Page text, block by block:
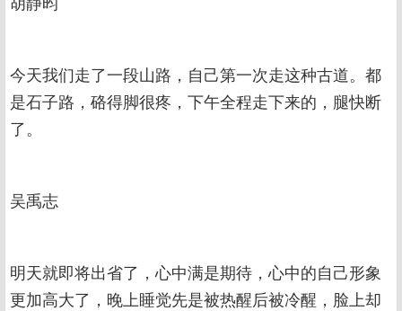
胡静昀
今天我们走了一段山路，自己第一次走这种古道。都
是石子路，硌得脚很疼，下午全程走下来的，腿快断
了。
吴禹志
明天就即将出省了，心中满是期待，心中的自己形象
更加高大了，晚上睡觉先是被热醒后被冷醒，脸上却